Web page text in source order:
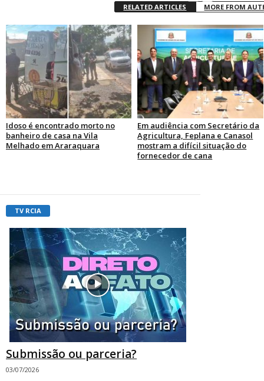
RELATED ARTICLES MORE FROM
Idoso é encontrado morto no
banheiro de casa na Vila
Melhado em Araraquara
Em audiência com Secretário da
Agricultura, Feplana e Canasol
mostram a difícil situação do
fornecedor de cana
TV RCIA
Submissão ou parceria?
03/07/2026